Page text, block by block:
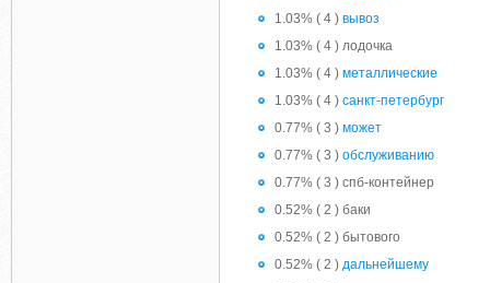
1.03% ( 4 ) вывоз
1.03% ( 4 ) лодочка
1.03% ( 4 ) металлические
1.03% ( 4 ) санкт-петербург
0.77% ( 3 ) может
0.77% ( 3 ) обслуживанию
0.77% ( 3 ) спб-контейнер
0.52% ( 2 ) баки
0.52% ( 2 ) бытового
0.52% ( 2 ) дальнейшему